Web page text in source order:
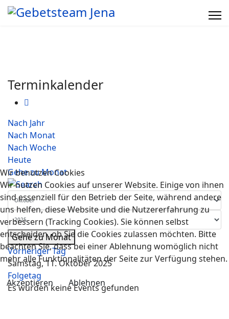
Terminkalender
Nach Jahr
Nach Monat
Nach Woche
Heute
Gehe zu Monat
Gehe zu Monat
Vorheriger Tag
Samstag, 11. Oktober 2025
Folgetag
Es wurden keine Events gefunden
Wir benutzen Cookies
Wir nutzen Cookies auf unserer Website. Einige von ihnen
sind essenziell für den Betrieb der Seite, während andere
uns helfen, diese Website und die Nutzererfahrung zu
verbessern (Tracking Cookies). Sie können selbst
entscheiden, ob Sie die Cookies zulassen möchten. Bitte
beachten Sie, dass bei einer Ablehnung womöglich nicht
mehr alle Funktionalitäten der Seite zur Verfügung stehen.
Akzeptieren Ablehnen